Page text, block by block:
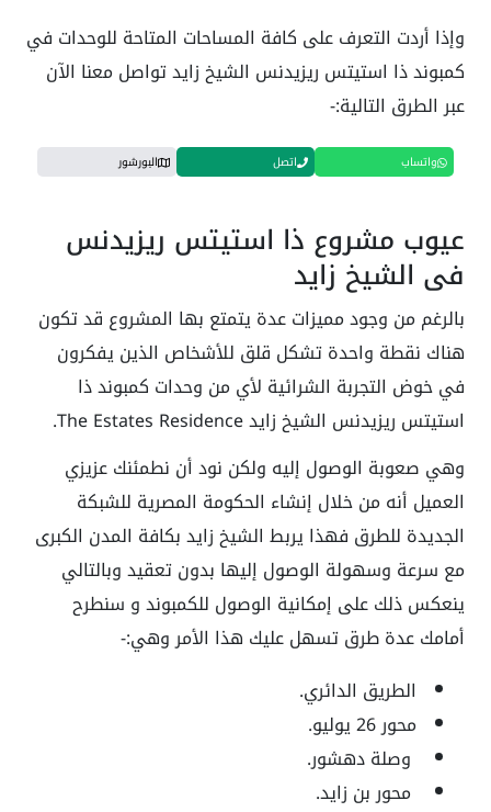
وإذا أردت التعرف على كافة المساحات المتاحة للوحدات في
كمبوند ذا استيتس ريزيدنس الشيخ زايد تواصل معنا الآن
عبر الطرق التالية:-
واتساب اتصل البورشور
عيوب مشروع ذا استيتس ريزيدنس
في الشيخ زايد
بالرغم من وجود مميزات عدة يتمتع بها المشروع قد تكون
هناك نقطة واحدة تشكل قلق للأشخاص الذين يفكرون
في خوض التجربة الشرائية لأي من وحدات كمبوند ذا
استيتس ريزيدنس الشيخ زايد The Estates Residence.
وهي صعوبة الوصول إليه ولكن نود أن نطمئنك عزيزي
العميل أنه من خلال إنشاء الحكومة المصرية للشبكة
الجديدة للطرق فهذا يربط الشيخ زايد بكافة المدن الكبرى
مع سرعة وسهولة الوصول إليها بدون تعقيد وبالتالي
ينعكس ذلك على إمكانية الوصول للكمبوند و سنطرح
أمامك عدة طرق تسهل عليك هذا الأمر وهي:-
الطريق الدائري.
محور 26 يوليو.
وصلة دهشور.
محور بن زايد.